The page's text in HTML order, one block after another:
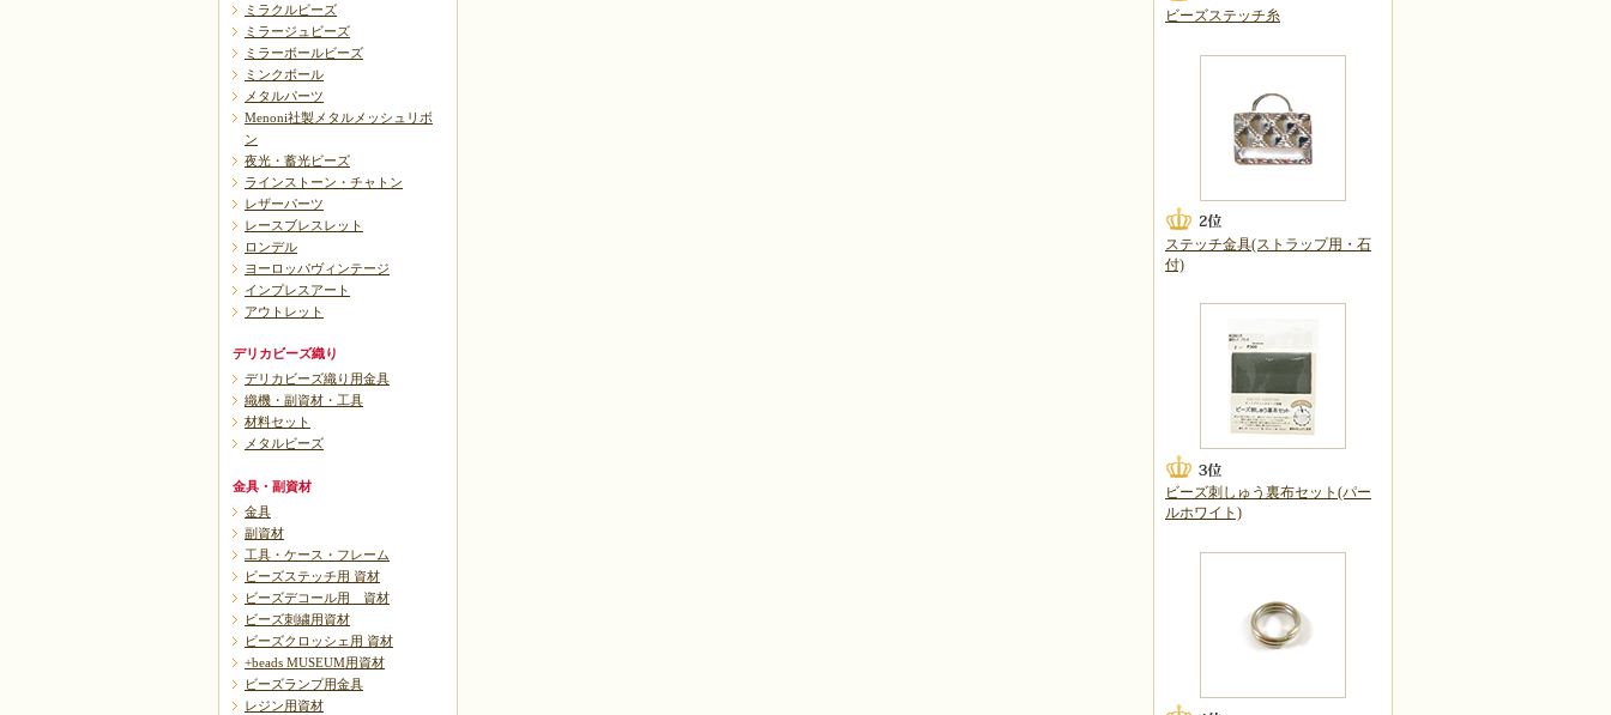
ミラクルビーズ
ミラージュビーズ
ミラーボールビーズ
ミンクボール
メタルパーツ
Menoni社製メタルメッシュリボ
ン
夜光・蓄光ビーズ
ラインストーン・チャトン
レザーパーツ
レースブレスレット
ロンデル
ヨーロッパヴィンテージ
インプレスアート
アウトレット
デリカビーズ織り
デリカビーズ織り用金具
織機・副資材・工具
材料セット
メタルビーズ
金具・副資材
金具
副資材
工具・ケース・フレーム
ビーズステッチ用 資材
ビーズデコール用 資材
ビーズ刺繍用資材
ビーズクロッシェ用 資材
+beads MUSEUM用資材
ビーズランプ用金具
レジン用資材
ビーズステッチ糸
ステッチ金具(ストラップ用・石
付)
ビーズ刺しゅう裏布セット(パー
ルホワイト)